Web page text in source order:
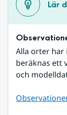
Lär
Alla orter har
beräknas ett
och